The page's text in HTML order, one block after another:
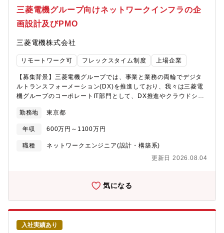
Park, Uvance Kawasaki Towerに出社いただきます．交通費，宿
泊費は会社負担．)【会社の魅力】■働き方について ・全社で年間
80％以上の在宅勤務活用率。 ・コアタイム無しのフレックスタイ
ム制、子育て、介護、私用問わず私生活に合わせた働き方が実現
可能。 ・サテライトオフィスは1,900拠点で場所を選ばず勤務
可。・ドレスコードの自由化や、活き活きと働くための社内カル
チャーの変革にも積極的に取り組み中。 ■キャリアについて ・自
律的なキャリア形成を推進し、グループ全体でポスティング制度
やFA制度が利用可能。 ・各部組織エンゲージメントを高める活動
にも力を入れており、定着する職場環境の風土醸成が心がけられ
アンモニアなどのカーボンフリー燃料を活用した火力発電や、再
生可能エネルギーなどの変動を補う大型発電システムなど、多様
なエネルギー源に対応した発電機などの開発・提供を行っていま
による業務プロセスの全体最適化【業務の魅力】■生成AIをはじめ
とするツールや新しい生産管理システムの導入により製造部門の
生産性が向上し、会社の発展に貢献できる。【職場環境】残業時
容・タイミングによる）転勤可能性：有ですが基本的に神戸地区
での勤務を想定していますリモートワーク：週1日中途社員の割
合：約50%
三菱電機グループ向けネットワークインフラの企
画設計及びPMO
三菱電機株式会社
リモートワーク可 フレックスタイム制度 上場企業
【募集背景】三菱電機グループでは、事業と業務の両輪でデジタ
ルトランスフォーメーション(DX)を推進しており、我々は三菱電
機グループのコーポレートIT部門として、DX推進やクラウドシフ
に業務遂行ができるネットワークインフラの実現をミッションと
して日々活動しています。入社いただく方には、私たちの一員と
なり、ご自身の経験・スキルを活かして、三菱電機グループ15万
人を支えるネットワークインフラの企画・設計・構築・運用に従
式会社へ入社後、25年4月1日付設立の「三菱電機デジタルイノベ
社の概要は以下のニュースリリースを参照ください。＜DX・IT戦
略の推進に向けた新会社設立について（2024年11月13日広報発
表）＞
https://www.mitsubishielectric.co.jp/news/2024/1113.html?
cid=rss【業務内容】経験、能力、希望によって、①②③のいずれ
かをご担当いただきます。（１）国内外広域ネットワークインフ
勤務地 東京都
年収 600万円～1100万円
職種
ネットワークエンジニア(設計・構築系)
更新日 2026.08.04
気になる
入社実績あり